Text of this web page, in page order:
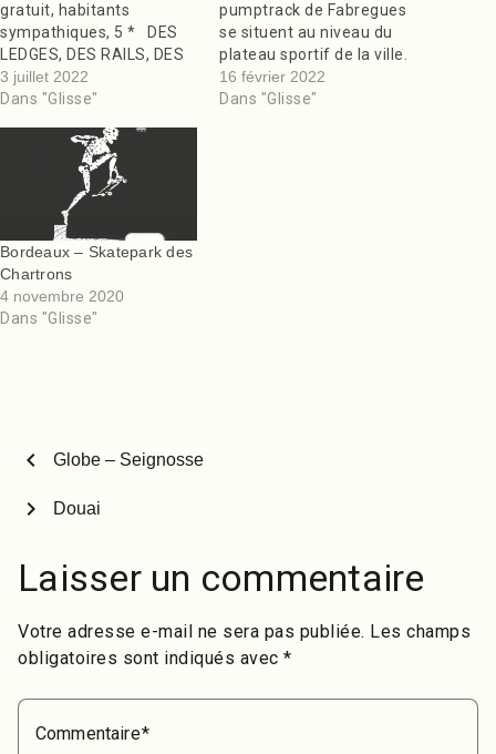
gratuit, habitants
sympathiques, 5 * DES
LEDGES, DES RAILS, DES
CURBS, DES COURBES
AVEC DU COPING BON
Ouvert H24. Matez la
vidéo! L’article Radlands
Plaza est apparu en
premier sur Des
Skateparks Partout !.
3 juillet 2022
Dans "Glisse"
pumptrack de Fabregues
se situent au niveau du
plateau sportif de la ville.
Il y a un grand parking, un
point d’eau et des tables
16 février 2022
Dans "Glisse"
Bordeaux – Skatepark des
Chartrons
4 novembre 2020
Dans "Glisse"
chevron_left Globe – Seignosse
Douai
chevron_right
Laisser un commentaire
Votre adresse e-mail ne sera pas publiée. Les champs
obligatoires sont indiqués avec *
Commentaire